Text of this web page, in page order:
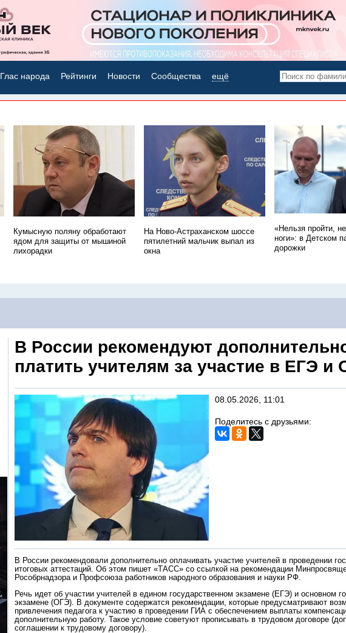
Глас народа Рейтинги Новости Сообщества ещё
Кумысную поляну обработают
ядом для защиты от мышиной
лихорадки
На Ново-Астраханском шоссе
пятилетний мальчик выпал из
окна
«Нельзя пройти,
ноги»: в Детском
дорожки
В России рекомендуют
платить учителям за участие в ЕГЭ и
08.05.2026, 11:01
Поделитесь с друзьями:
В России рекомендовали дополнительно оплачивать участие учителей в проведении
итоговых аттестаций. Об этом пишет «ТАСС» со ссылкой на рекомендации
Рособрнадзора и Профсоюза работников народного образования и науки РФ.
Речь идет об участии учителей в едином государственном экзамене (ЕГЭ) и основном
экзамене (ОГЭ). В документе содержатся рекомендации, которые предусматривают
привлечения педагога к участию в проведении ГИА с обеспечением выплаты
дополнительную работу. Такое условие советуют прописывать в трудовом договоре
соглашении к трудовому договору).